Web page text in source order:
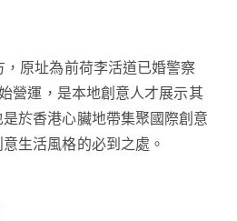
，原址為前荷李活道已婚警察
營運，是本地創意人才展示其
於香港心臟地帶集聚國際創意
生活風格的必到之處。